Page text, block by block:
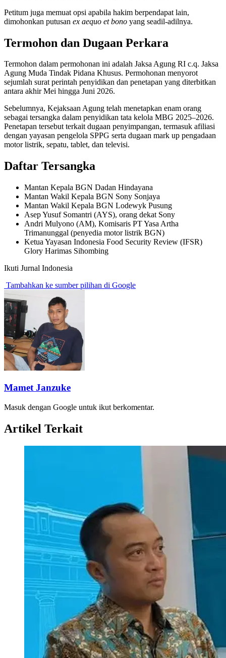
Petitum juga memuat opsi apabila hakim berpendapat lain,
dimohonkan putusan ex aequo et bono yang seadil-adilnya.
Termohon dan Dugaan Perkara
Termohon dalam permohonan ini adalah Jaksa Agung RI c.q. Jaksa
Agung Muda Tindak Pidana Khusus. Permohonan menyorot
sejumlah surat perintah penyidikan dan penetapan yang diterbitkan
antara akhir Mei hingga Juni 2026.
Sebelumnya, Kejaksaan Agung telah menetapkan enam orang
sebagai tersangka dalam penyidikan tata kelola MBG 2025–2026.
Penetapan tersebut terkait dugaan penyimpangan, termasuk afiliasi
dengan yayasan pengelola SPPG serta dugaan mark up pengadaan
motor listrik, sepatu, tablet, dan televisi.
Daftar Tersangka
Mantan Kepala BGN Dadan Hindayana
Mantan Wakil Kepala BGN Sony Sonjaya
Mantan Wakil Kepala BGN Lodewyk Pusung
Asep Yusuf Somantri (AYS), orang dekat Sony
Andri Mulyono (AM), Komisaris PT Yasa Artha
Trimanunggal (penyedia motor listrik BGN)
Ketua Yayasan Indonesia Food Security Review (IFSR)
Glory Harimas Sihombing
Ikuti Jurnal Indonesia
Tambahkan ke sumber pilihan di Google
Mamet Janzuke
Masuk dengan Google untuk ikut berkomentar.
Artikel Terkait